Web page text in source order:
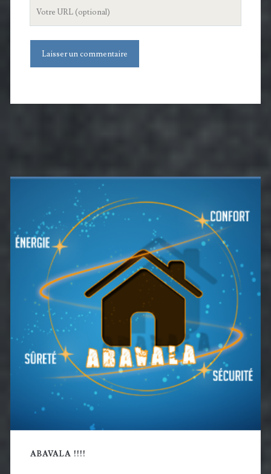
site
Barre
latérale
principale
ABAVALA !!!!